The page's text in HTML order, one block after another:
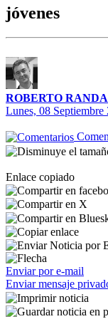
jóvenes
ROBERTO
Lunes, 08 Septiembre
Enlace copiado
Enviar por e-mail
Enviar mensaje